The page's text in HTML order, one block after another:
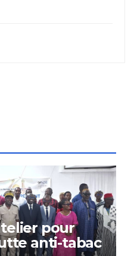
pour
anti-tabac